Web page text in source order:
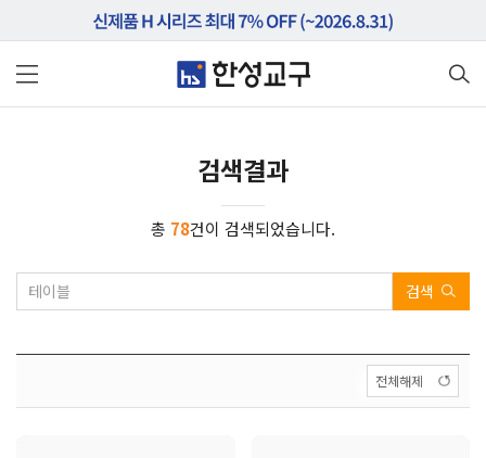
검색결과
총 78건이 검색되었습니다.
검색
전체해제